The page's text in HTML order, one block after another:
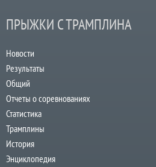
ПРЫЖКИ С ТРАМПЛИНА
Новости
Результаты
Общий
Отчеты о соревнованиях
Статистика
Трамплины
История
Энциклопедия